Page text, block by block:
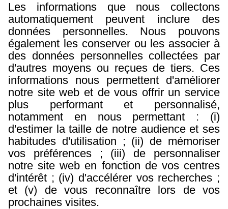
Les informations que nous collectons
automatiquement peuvent inclure des
données personnelles. Nous pouvons
également les conserver ou les associer à
des données personnelles collectées par
d'autres moyens ou reçues de tiers. Ces
informations nous permettent d'améliorer
notre site web et de vous offrir un service
plus performant et personnalisé,
notamment en nous permettant : (i)
d'estimer la taille de notre audience et ses
habitudes d'utilisation ; (ii) de mémoriser
vos préférences ; (iii) de personnaliser
notre site web en fonction de vos centres
d'intérêt ; (iv) d'accélérer vos recherches ;
et (v) de vous reconnaître lors de vos
prochaines visites.